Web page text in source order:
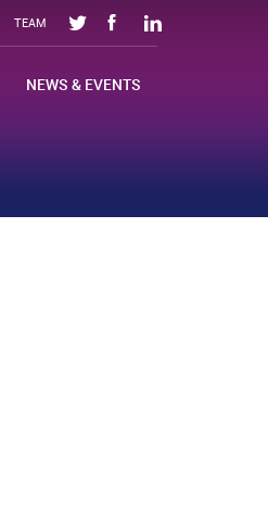
TEAM
NEWS & EVENTS